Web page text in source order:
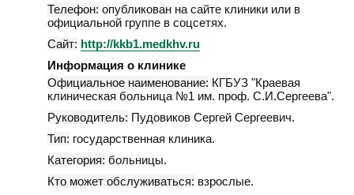
Телефон: опубликован на сайте клиники или в
официальной группе в соцсетях.
Сайт: http://kkb1.medkhv.ru
Информация о клинике
Официальное наименование: КГБУЗ "Краевая
клиническая больница №1 им. проф. С.И.Сергеева".
Руководитель: Пудовиков Сергей Сергеевич.
Тип: государственная клиника.
Категория: больницы.
Кто может обслуживаться: взрослые.